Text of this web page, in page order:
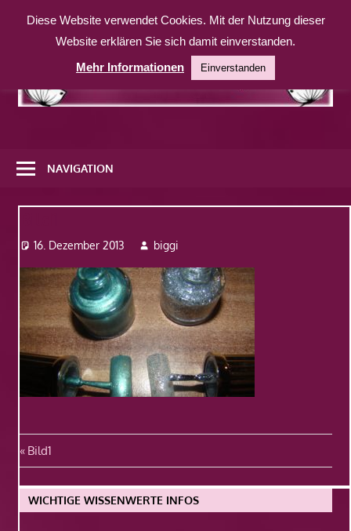
Inhalt
weitere
Website
NAVIGATION
16. Dezember 2013 biggi
Beitragsnavigation
Vorheriger
Beitrag:
Bild1
WICHTIGE WISSENWERTE INFOS
Diese Website verwendet Cookies. Mit der Nutzung dieser
Website erklären Sie sich damit einverstanden.
Mehr Informationen
Einverstanden